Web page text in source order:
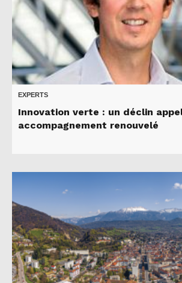
EXPERTS
Innovation verte : un déclin
accompagnement renouvelé